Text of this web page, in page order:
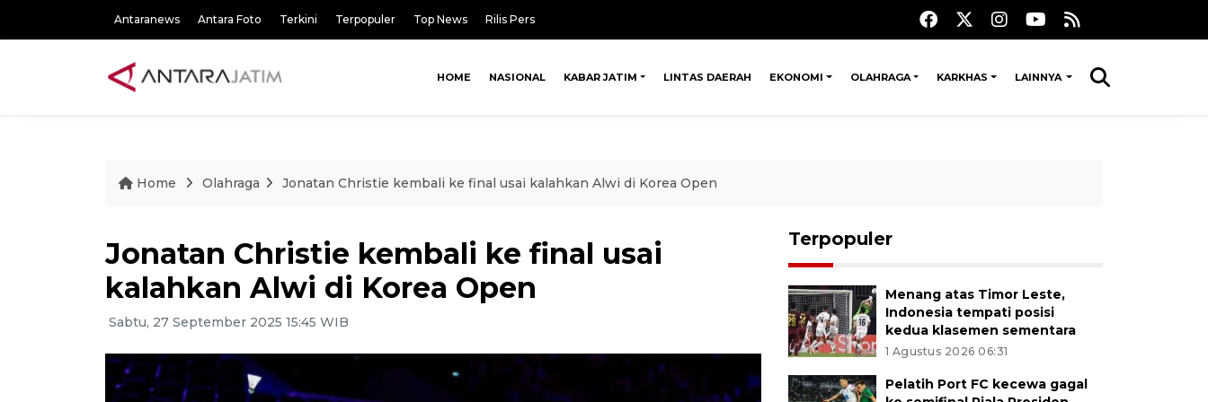
Antaranews Antara Foto Terkini Terpopuler Top News Rilis Pers
HOME NASIONAL KABAR JATIM LINTAS DAERAH EKONOMI OLAHRAGA KARKHAS LAINNYA
Home Olahraga Jonatan Christie kembali ke final usai kalahkan Alwi di Korea Open
Jonatan Christie kembali ke final usai
kalahkan Alwi di Korea Open
Sabtu, 27 September 2025 15:45 WIB
Terpopuler
Menang atas Timor Leste,
Indonesia tempati posisi
kedua klasemen sementara
1 Agustus 2026 06:31
Pelatih Port FC kecewa gagal